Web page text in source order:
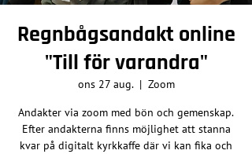
Regnbågsandakt online
"Till för varandra"
ons 27 aug.
  |
Zoom
Andakter via zoom med bön och gemenskap.
Efter andakterna finns möjlighet att stanna
kvar på digitalt kyrkkaffe där vi kan fika och